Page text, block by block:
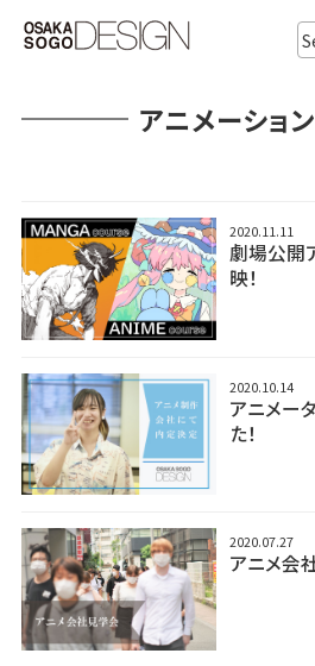
アニメーショ
2020.11.11
劇場公開
映！
2020.10.14
アニメー
た！
2020.07.27
アニメ会